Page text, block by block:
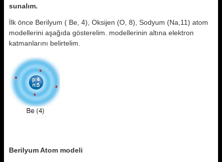
sunalım.
İlk önce Berilyum ( Be, 4), Oksijen (O, 8), Sodyum (Na,11) atom
modellerini aşağıda gösterelim. modellerinin altına elektron
katmanlarını belirtelim.
Berilyum Atom modeli